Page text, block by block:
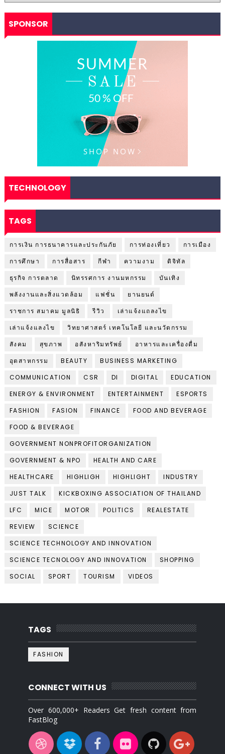
SPONSOR
TECHNOLOGY
TAGS
การเงิน การธนาคารและประกันภัย การท่องเที่ยว
การเมือง
การศึกษา
การสื่อสาร กีฬา ความงาม
ดิจิทัล
ธุรกิจ การตลาด
นิทรรศการ งานมหกรรม
บันเทิง
พลังงานและสิ่งแวดล้อม
แฟชั่น
ยานยนต์
ราชการ สมาคม มูลนิธิ
รีวิว
เล่าแจ้งแถลงไข
เล่าแจ้งแลงไข
วิทยาศาสตร์ เทคโนโลยี และนวัตกรรม
สังคม
สุขภาพ อสังหาริมทรัพย์
อาหารและเครื่องดื่ม
อุตสาหกรรม
BEAUTY
BUSINESS MARKETING
COMMUNICATION
CSR DI DIGITAL
EDUCATION
ENERGY & ENVIRONMENT
ENTERTAINMENT
ESPORTS
FASHION
FASION FINANCE
FOOD AND BEVERAGE
FOOD & BEVERAGE
GOVERNMENT NONPROFITORGANIZATION
GOVERNMENT & NPO
HEALTH AND CARE
HEALTHCARE
HIGHLIGH HIGHLIGHT
INDUSTRY
JUST TALK
KICKBOXING ASSOCIATION OF THAILAND
LFC
MICE MOTOR POLITICS
REALESTATE
REVIEW
SCIENCE
SCIENCE TECHNOLOGY AND INNOVATION
SCIENCE TECNOLOGY AND INNOVATION
SHOPPING
SOCIAL
SPORT TOURISM VIDEOS
TAGS
FASHION
CONNECT WITH US
Over 600,000+ Readers Get fresh content from
FastBlog